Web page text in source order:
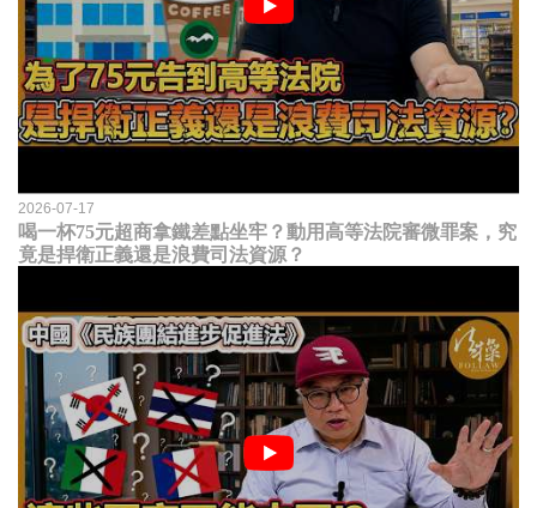
2026-07-17
喝一杯75元超商拿鐵差點坐牢？動用高等法院審微罪案，究
竟是捍衛正義還是浪費司法資源？